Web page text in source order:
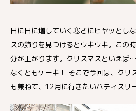
日に日に増していく寒さにヒヤッとし
スの飾りを見つけるとウキウキ。この
分が上がります。クリスマスといえば
なくともケーキ！ そこで今回は、クリ
も兼ねて、12月に行きたいパティスリ